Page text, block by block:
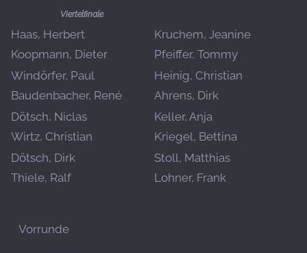
Viertelfinale
Haas, Herbert
Koopmann, Dieter
Kruchem, Jeanine
Pfeiffer, Tommy
Windörfer, Paul
Baudenbacher, René
Heinig, Christian
Ahrens, Dirk
Dötsch, Niclas
Wirtz, Christian
Keller, Anja
Kriegel, Bettina
Dötsch, Dirk
Thiele, Ralf
Stoll, Matthias
Lohner, Frank
Vorrunde